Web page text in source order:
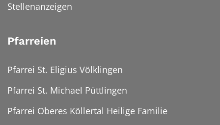
Stellenanzeigen
Pfarreien
Pfarrei St. Eligius Völklingen
Pfarrei St. Michael Püttlingen
Pfarrei Oberes Köllertal Heilige Familie